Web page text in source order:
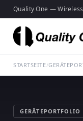
Quality One —
STARTSEITE/
GERÄTEPORTFOLIO